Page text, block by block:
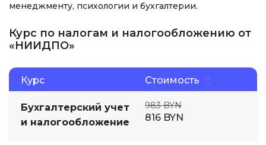
менеджменту, психологии и бухгалтерии.
Курс по налогам и налогообложению от
«НИИДПО»
Курс Стоимость
Бухгалтерский учет
и налогообложение
983 BYN
816 BYN